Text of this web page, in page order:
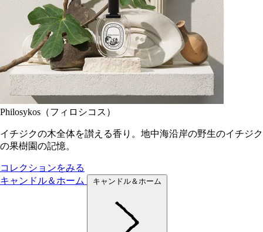
Philosykos（フィロシコス）
イチジクの木全体を讃える香り。地中海沿岸の野生のイチジク
の果樹園の記憶。
コレクションをみる
キャンドル＆ホーム
キャンドル＆ホーム